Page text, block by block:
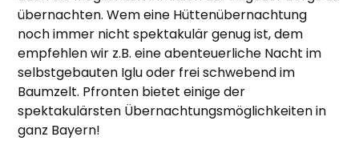
übernachten. Wem eine Hüttenübernachtung
noch immer nicht spektakulär genug ist, dem
empfehlen wir z.B. eine abenteuerliche Nacht im
selbstgebauten Iglu oder frei schwebend im
Baumzelt. Pfronten bietet einige der
spektakulärsten Übernachtungsmöglichkeiten in
ganz Bayern!